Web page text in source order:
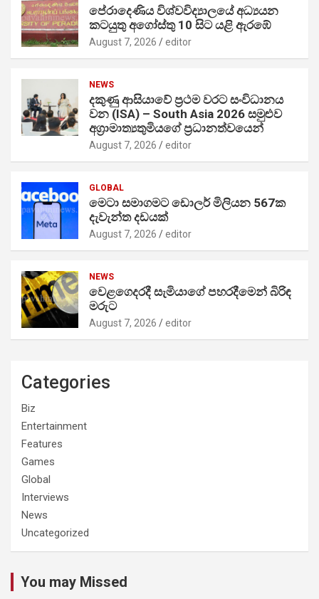
පේරාදෙණිය විශ්වවිද්‍යාලයේ අධ්‍යයන
කටයුතු අගෝස්තු 10 සිට යළි ඇරඹේ
August 7, 2026 editor
NEWS
දකුණු ආසියාවේ ප්‍රථම වරට සංවිධානය
වන (ISA) – South Asia 2026 සමුළුව
අග්‍රාමාත්‍යතුමියගේ ප්‍රධානත්වයෙන්
August 7, 2026 editor
GLOBAL
මෙටා සමාගමට ඩොලර් මිලියන 567ක
දැවැන්ත දඩයක්
August 7, 2026 editor
NEWS
වෙළගෙදරදී සැමියාගේ පහරදීමෙන් බිරිඳ
මරුට
August 7, 2026 editor
Categories
Biz
Entertainment
Features
Games
Global
Interviews
News
Uncategorized
You may Missed